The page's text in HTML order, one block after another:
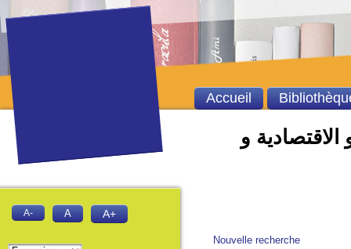
الاقتصادية و
Nouvelle recherche
Accueil
A- A A+